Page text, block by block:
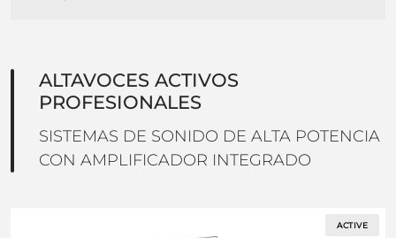
ALTAVOCES ACTIVOS
PROFESIONALES
SISTEMAS DE SONIDO DE ALTA POTENCIA
CON AMPLIFICADOR INTEGRADO
ACTIVE